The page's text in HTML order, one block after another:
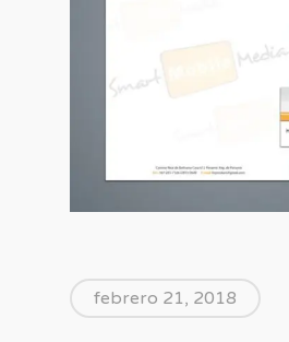
febrero 21, 2018